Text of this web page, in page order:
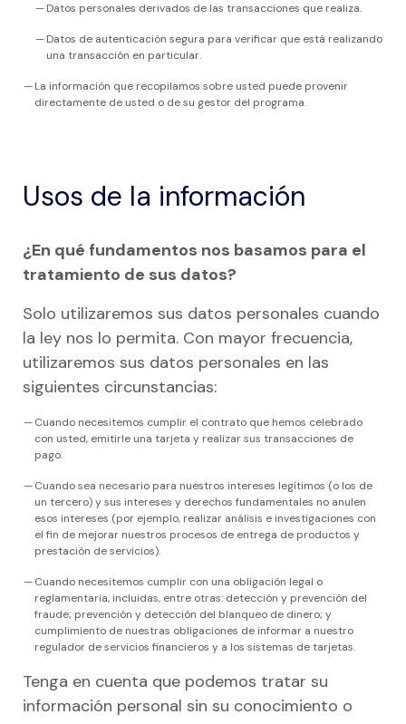
Datos personales derivados de las transacciones que realiza.
Datos de autenticación segura para verificar que está realizando
una transacción en particular.
La información que recopilamos sobre usted puede provenir
directamente de usted o de su gestor del programa.
Usos de la información
¿En qué fundamentos nos basamos para el
tratamiento de sus datos?
Solo utilizaremos sus datos personales cuando
la ley nos lo permita. Con mayor frecuencia,
utilizaremos sus datos personales en las
siguientes circunstancias:
Cuando necesitemos cumplir el contrato que hemos celebrado
con usted, emitirle una tarjeta y realizar sus transacciones de
pago.
Cuando sea necesario para nuestros intereses legítimos (o los de
un tercero) y sus intereses y derechos fundamentales no anulen
esos intereses (por ejemplo, realizar análisis e investigaciones con
el fin de mejorar nuestros procesos de entrega de productos y
prestación de servicios).
Cuando necesitemos cumplir con una obligación legal o
reglamentaria, incluidas, entre otras: detección y prevención del
fraude; prevención y detección del blanqueo de dinero; y
cumplimiento de nuestras obligaciones de informar a nuestro
regulador de servicios financieros y a los sistemas de tarjetas.
Tenga en cuenta que podemos tratar su
información personal sin su conocimiento o